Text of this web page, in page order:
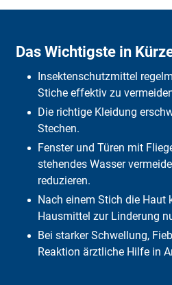
Mückenstiche
Allergie
Häufige
Das Wichtigste in
Insektenschutzmittel
Stiche effektiv zu
Die richtige Kleidung
Stechen.
Fenster und Türen mit
stehendes Wasser
reduzieren.
Nach einem Stich die Haut
Hausmittel zur Linderung
Bei starker Schwellung,
Reaktion ärztliche Hilfe in